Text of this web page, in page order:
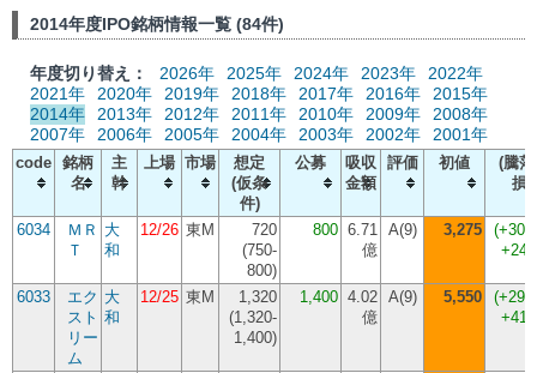
2014年度IPO銘柄情報一覧 (84件)
年度切り替え： 2026年 2025年 2024年 2023年
2022年
2021年
2020年 2019年 2018年 2017年 2016年
2015年
2014年
2013年 2012年 2011年 2010年 2009年
2008年
2007年
2006年 2005年 2004年 2003年 2002年 2001年
code 銘柄
名
主
幹
上場 市場
想定
(仮条
件)
公募
吸収
金額
評価 初値
(騰
損
6034
ＭＲ
Ｔ
大
和
12/26 東M
720
(750-
800)
800 6.71
億
A(9) 3,275 (
6033
エク
スト
リー
ム
大
和
12/25 東M
1,320
(1,320-
1,400)
1,400 4.02
億
A(9) 5,550 (